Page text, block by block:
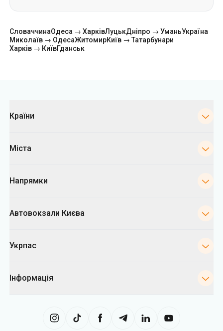
СловаччинаОдеса → ХарківЛуцькДніпро → УманьУкраїна
Миколаїв → ОдесаЖитомирКиїв → Татарбунари
Харків → КиївГданськ
Країни
Міста
Напрямки
Автовокзали Києва
Укрпас
Інформація